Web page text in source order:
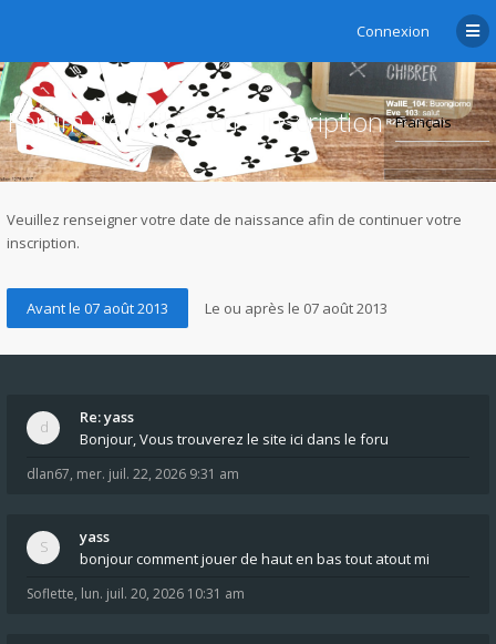
Connexion
Forum de chibre.ch - Inscription
Veuillez renseigner votre date de naissance afin de continuer votre
inscription.
Re: yass
Bonjour, Vous trouverez le site ici dans le foru
dlan67, mer. juil. 22, 2026 9:31 am
yass
bonjour comment jouer de haut en bas tout atout mi
Soflette, lun. juil. 20, 2026 10:31 am